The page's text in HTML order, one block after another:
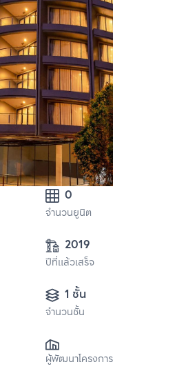
0
จำนวนยูนิต
2019
ปีที่แล้วเสร็จ
1 ชั้น
จำนวนชั้น
ผู้พัฒนาโครงการ